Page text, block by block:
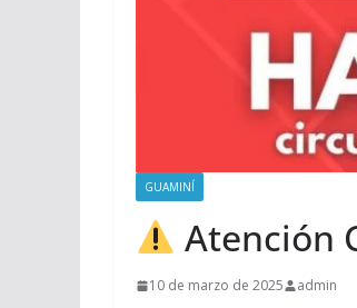
GUAMINÍ
Atención
10 de marzo de 2025 admin